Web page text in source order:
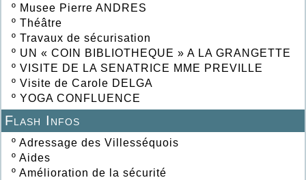
º Musee Pierre ANDRES
º Théâtre
º Travaux de sécurisation
º UN « COIN BIBLIOTHEQUE » A LA GRANGETTE
º VISITE DE LA SENATRICE MME PREVILLE
º Visite de Carole DELGA
º YOGA CONFLUENCE
Flash Infos
º Adressage des Villesséquois
º Aides
º Amélioration de la sécurité